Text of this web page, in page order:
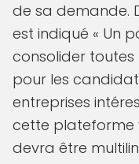
de sa demande.
est indiqué « Un
consolider toutes
pour les
entreprises
cette plateforme
devra être